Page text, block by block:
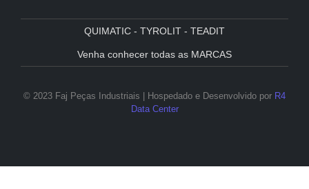
QUIMATIC - TYROLIT - TEADIT
Venha conhecer todas as MARCAS
© 2023 Faj Peças Industriais | Hospedado e Desenvolvido por R4
Data Center